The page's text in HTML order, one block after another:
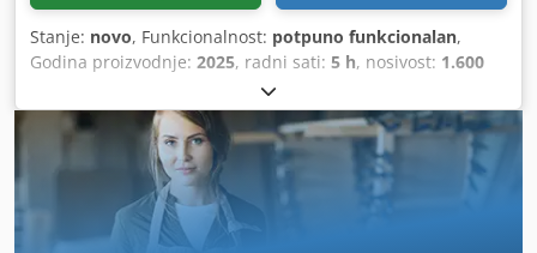
Stanje: novo, Funkcionalnost: potpuno funkcionalan,
Godina proizvodnje: 2025, radni sati: 5 h, nosivost: 1.600
, slobodno podizanje:
mm, vrsta goriva:električni, tip jarma:triplex, građevinska
visina:2.108 mm, dužina viljuške:1.150 mm, prazna masa
1.340 kg, ukupna dužina: 1.964 mm, tip pogona:
, radna širina:820 mm
, Kamioni za viljuškarstvo
Težište opterećenja: 600 Širina viljuške: 560 mm Tip
jarbola: Triplex Stanje: Novi uređaj Stanje Tehnički: Novi